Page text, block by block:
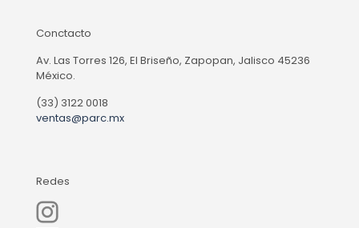
Conctacto
Av. Las Torres 126, El Briseño, Zapopan, Jalisco 45236
México.
(33) 3122 0018
ventas@parc.mx
Redes